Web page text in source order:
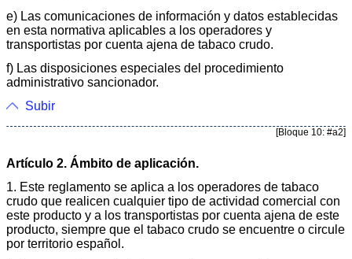
e) Las comunicaciones de información y datos establecidas
en esta normativa aplicables a los operadores y
transportistas por cuenta ajena de tabaco crudo.
f) Las disposiciones especiales del procedimiento
administrativo sancionador.
Subir
[Bloque 10: #a2]
Artículo 2. Ámbito de aplicación.
1. Este reglamento se aplica a los operadores de tabaco
crudo que realicen cualquier tipo de actividad comercial con
este producto y a los transportistas por cuenta ajena de este
producto, siempre que el tabaco crudo se encuentre o circule
por territorio español.